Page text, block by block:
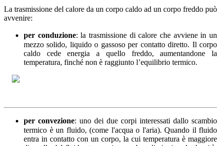
La trasmissione del calore da un corpo caldo ad un corpo freddo può
avvenire:
per conduzione: la trasmissione di calore che avviene in un
mezzo solido, liquido o gassoso per contatto diretto. Il corpo
caldo cede energia a quello freddo, aumentandone la
temperatura, finché non è raggiunto l’equilibrio termico.
per convezione: uno dei due corpi interessati dallo scambio
termico è un fluido, (come l'acqua o l'aria). Quando il fluido
entra in contatto con un corpo, la cui temperatura è maggiore